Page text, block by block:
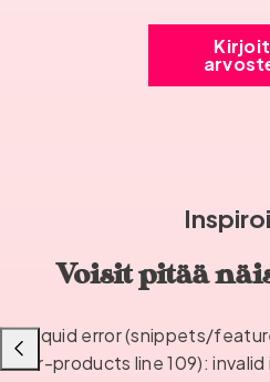
Voisit pitää
Liquid error (snippets/
or-products line 109):
Liu'uta
vasemmalle